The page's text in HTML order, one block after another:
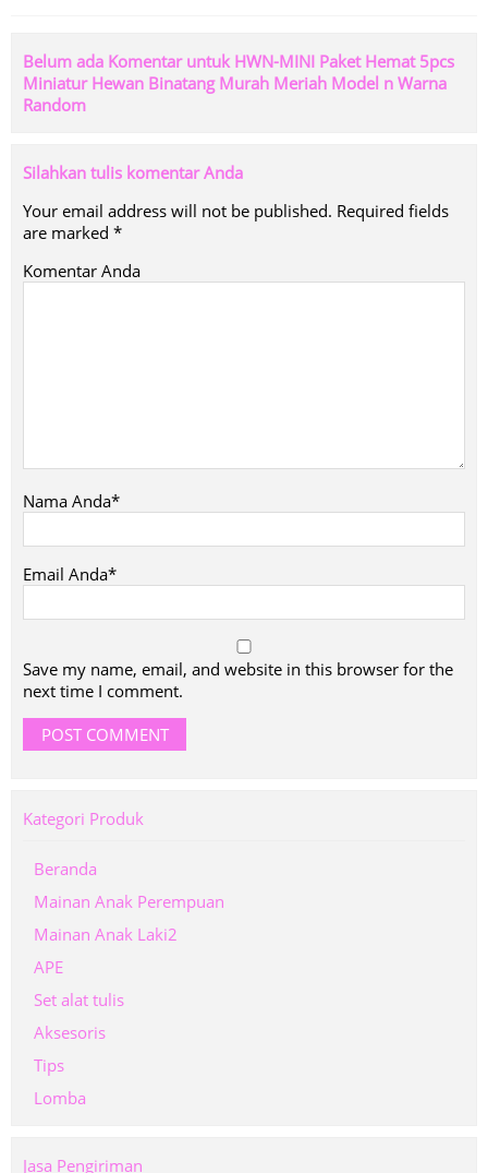
Belum ada Komentar untuk HWN-MINI Paket Hemat 5pcs
Miniatur Hewan Binatang Murah Meriah Model n Warna
Random
Silahkan tulis komentar Anda
Your email address will not be published. Required fields
are marked *
Komentar Anda
Nama Anda*
Email Anda*
Save my name, email, and website in this browser for the
next time I comment.
Kategori Produk
Beranda
Mainan Anak Perempuan
Mainan Anak Laki2
APE
Set alat tulis
Aksesoris
Tips
Lomba
Jasa Pengiriman